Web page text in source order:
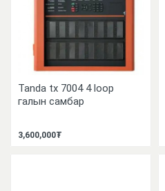
Tanda tx 7004 4 loop
галын самбар
3,600,000₮